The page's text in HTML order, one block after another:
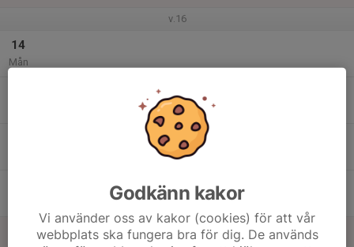
v.16
14
Mån
Godkänn kakor
Vi använder oss av kakor (cookies) för att vår
webbplats ska fungera bra för dig. De används